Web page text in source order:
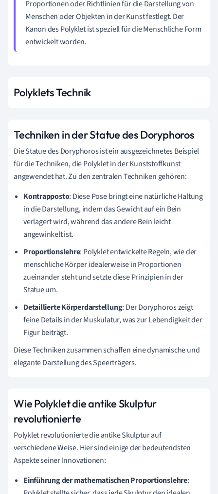
Proportionen oder Richtlinien für die Darstellung von
Menschen oder Objekten in der Kunst festlegt. Der
Kanon des Polyklet ist speziell für die Menschliche Form
entwickelt worden.
Polyklets Technik
Techniken in der Statue des Doryphoros
Die Statue des Doryphoros ist ein ausgezeichnetes Beispiel
für die Techniken, die Polyklet in der Kunststoffkunst
angewendet hat. Zu den zentralen Techniken gehören:
Kontrapposto: Diese Pose bringt eine natürliche Haltung
in die Darstellung, indem das Gewicht auf ein Bein
verlagert wird, während das andere Bein leicht
angewinkelt ist.
Proportionslehre: Polyklet entwickelte Regeln, wie der
menschliche Körper idealerweise in Proportionen
zueinander steht und setzte diese Prinzipien in der
Statue um.
Detaillierte Körperdarstellung: Der Doryphoros zeigt
feine Details in der Muskulatur, was zur Lebendigkeit der
Figur beiträgt.
Diese Techniken zusammen schaffen eine dynamische und
elegante Darstellung des Speerträgers.
Wie Polyklet die antike Skulptur
revolutionierte
Polyklet revolutionierte die antike Skulptur auf
verschiedene Weise. Hier sind einige der bedeutendsten
Aspekte seiner Innovationen:
Einführung der mathematischen Proportionslehre: